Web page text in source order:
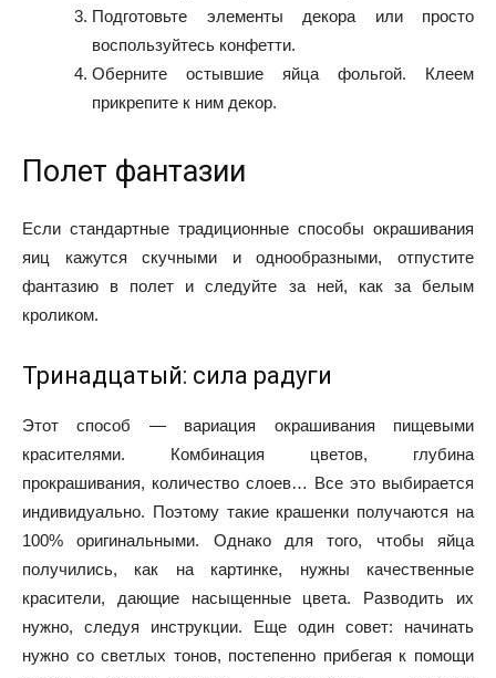
Подготовьте элементы декора или просто
воспользуйтесь конфетти.
Оберните остывшие яйца фольгой. Клеем
прикрепите к ним декор.
Полет фантазии
Если стандартные традиционные способы окрашивания
яиц кажутся скучными и однообразными, отпустите
фантазию в полет и следуйте за ней, как за белым
кроликом.
Тринадцатый: сила радуги
Этот способ — вариация окрашивания пищевыми
красителями. Комбинация цветов, глубина
прокрашивания, количество слоев… Все это выбирается
индивидуально. Поэтому такие крашенки получаются на
100% оригинальными. Однако для того, чтобы яйца
получились, как на картинке, нужны качественные
красители, дающие насыщенные цвета. Разводить их
нужно, следуя инструкции. Еще один совет: начинать
нужно со светлых тонов, постепенно прибегая к помощи